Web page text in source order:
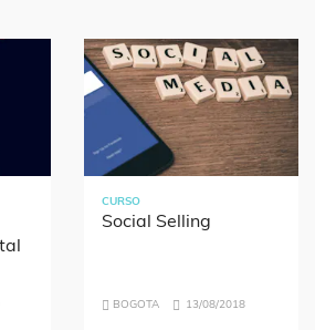
CURSO
Social Selling
BOGOTA 13/08/2018